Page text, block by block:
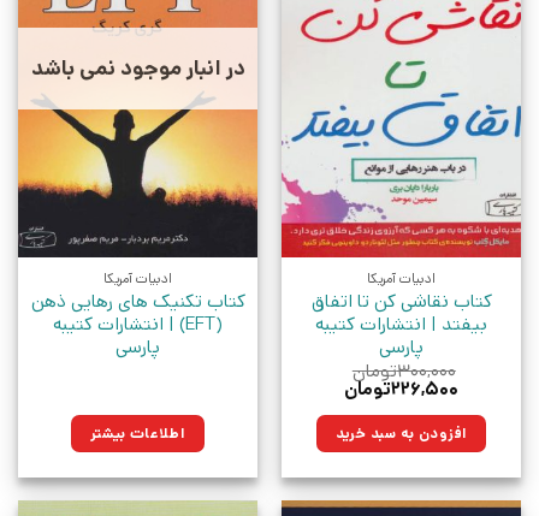
ادبیات آمریکا
کتاب نقاشی کن تا اتفاق
بیفتد | انتشارات کتیبه
پارسی
۳۰۰,۰۰۰تومان
قیمت
۳۰۰,۰۰۰تومان
بود.
۲۲۶,۵۰۰تومان
۲۲۶,۵۰۰تومان.افزودن به سبد خرید
در انبار موجود نمی باشد
ادبیات آمریکا
کتاب تکنیک های رهایی ذهن
(EFT) | انتشارات کتیبه
پارسی
اطلاعات بیشتر